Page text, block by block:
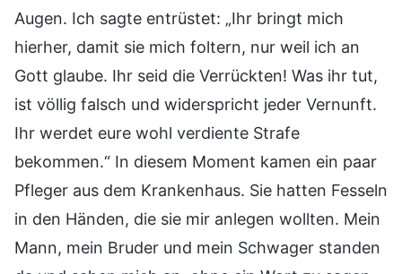
Augen. Ich sagte entrüstet: „Ihr bringt mich
hierher, damit sie mich foltern, nur weil ich an
Gott glaube. Ihr seid die Verrückten! Was ihr tut,
ist völlig falsch und widerspricht jeder Vernunft.
Ihr werdet eure wohl verdiente Strafe
bekommen.“ In diesem Moment kamen ein paar
Pfleger aus dem Krankenhaus. Sie hatten Fesseln
in den Händen, die sie mir anlegen wollten. Mein
Mann, mein Bruder und mein Schwager standen